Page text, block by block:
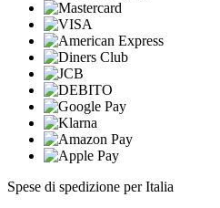
Spese di spedizione per Italia